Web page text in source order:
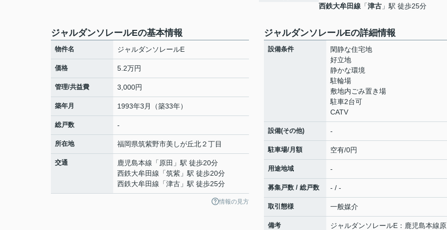
西鉄大牟田線 「津古 」駅 徒歩25分
ジャルダンソレールEの基本情報
物件名 ジャルダンソレールE
価格 5.2万円
管理/共益費 3,000円
築年月 1993年3月（築33年）
総戸数 -
所在地 福岡県筑紫野市美しが丘北２丁目
交通 鹿児島本線 「 原田 」駅 徒歩20分
西鉄大牟田線 「筑紫 」駅 徒歩20分
西鉄大牟田線 「津古 」駅 徒歩25分
情報の見方
ジャルダンソレールEの詳細情報
設備条件
閑静な住宅地
好立地
静かな環境
駐輪場
敷地内ごみ置き場
駐車2台可
CATV
設備(その他) -
駐車場/月額 空有/0円
用途地域 -
募集戸数 / 総戸数 - / -
取引態様 一般媒介
備考
ジャルダンソレールE：鹿児島本線